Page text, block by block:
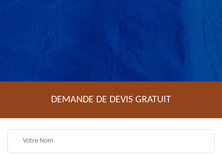
DEMANDE DE DEVIS GRATUIT